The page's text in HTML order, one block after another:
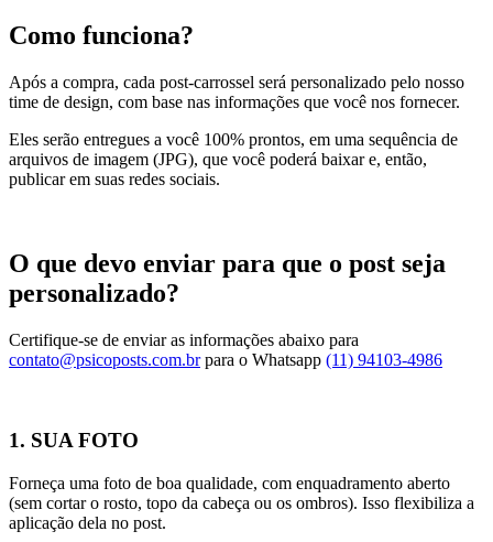
Como funciona?
Após a compra, cada post-carrossel será personalizado pelo nosso
time de design, com base nas informações que você nos fornecer.
Eles serão entregues a você 100% prontos, em uma sequência de
arquivos de imagem (JPG), que você poderá baixar e, então,
publicar em suas redes sociais.
O que devo enviar para que o post seja
personalizado?
Certifique-se de enviar as informações abaixo para
contato@psicoposts.com.brpara o Whatsapp (11) 94103-4986
1. SUA FOTO
Forneça uma foto de boa qualidade, com enquadramento aberto
(sem cortar o rosto, topo da cabeça ou os ombros). Isso flexibiliza a
aplicação dela no post.